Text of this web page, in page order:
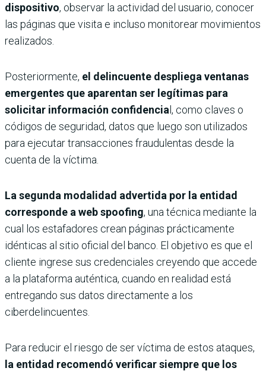
dispositivo, observar la actividad del usuario, conocer
las páginas que visita e incluso monitorear movimientos
realizados.
Posteriormente, el delincuente despliega ventanas
emergentes que aparentan ser legítimas para
solicitar información confidencial, como claves o
códigos de seguridad, datos que luego son utilizados
para ejecutar transacciones fraudulentas desde la
cuenta de la víctima.
La segunda modalidad advertida por la entidad
corresponde a web spoofing, una técnica mediante la
cual los estafadores crean páginas prácticamente
idénticas al sitio oficial del banco. El objetivo es que el
cliente ingrese sus credenciales creyendo que accede
a la plataforma auténtica, cuando en realidad está
entregando sus datos directamente a los
ciberdelincuentes.
Para reducir el riesgo de ser víctima de estos ataques,
la entidad recomendó verificar siempre que los